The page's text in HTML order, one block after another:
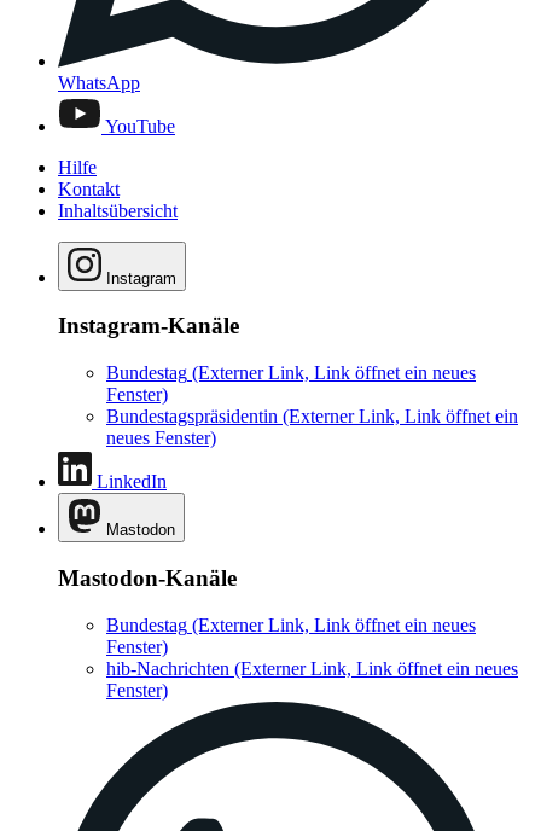
WhatsApp
YouTube
Hilfe
Kontakt
Inhaltsübersicht
Instagram
Instagram-Kanäle
Bundestag (Externer Link, Link öffnet ein neues
Fenster)
Bundestagspräsidentin (Externer Link, Link öffnet ein
neues Fenster)
LinkedIn
Mastodon
Mastodon-Kanäle
Bundestag (Externer Link, Link öffnet ein neues
Fenster)
hib-Nachrichten (Externer Link, Link öffnet ein neues
Fenster)